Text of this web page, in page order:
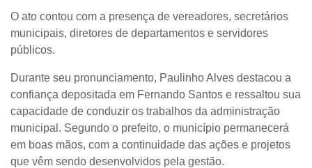
O ato contou com a presença de vereadores, secretários
municipais, diretores de departamentos e servidores
públicos.
Durante seu pronunciamento, Paulinho Alves destacou a
confiança depositada em Fernando Santos e ressaltou sua
capacidade de conduzir os trabalhos da administração
municipal. Segundo o prefeito, o município permanecerá
em boas mãos, com a continuidade das ações e projetos
que vêm sendo desenvolvidos pela gestão.